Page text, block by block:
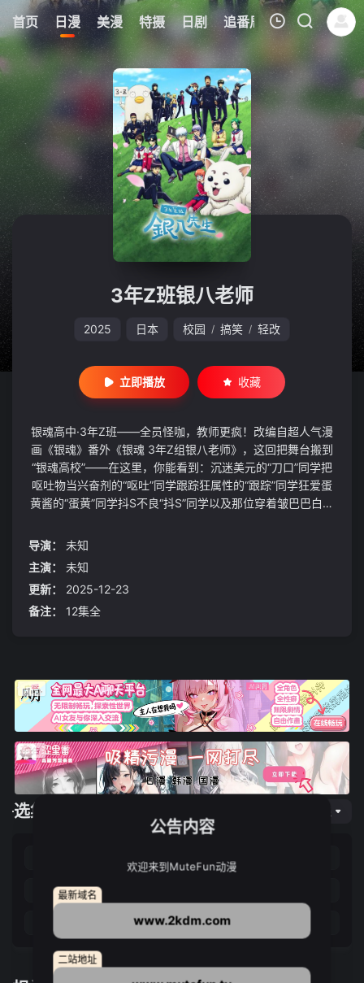
首页 日漫 美漫 特摄 日剧 追番周表 今日更新
8
我的观影记录
暂无观看影片的记录
3年Z班银八老师
2025 日本 校园 / 搞笑 / 轻改
立即播放 收藏
银魂高中·3年Z班——全员怪咖，教师更疯！改编自超人气漫
画《银魂》番外《银魂 3年Z组银八老师》，这回把舞台搬到
“银魂高校”——在这里，你能看到：沉迷美元的“刀口”同学把
呕吐物当兴奋剂的“呕吐”同学跟踪狂属性的“跟踪”同学狂爱蛋
黄酱的“蛋黄”同学抖S不良“抖S”同学以及那位穿着皱巴巴白大
在的！只有银魂式爆笑青春，今天也在校园里大爆炸！
导演：
未知
主演：
未知
更新：
2025-12-23
备注：
12集全
选集播放
第05集
第10集 第11集
公告内容
欢迎来到MuteFun动漫
最新域名
www.2kdm.com
二站地址